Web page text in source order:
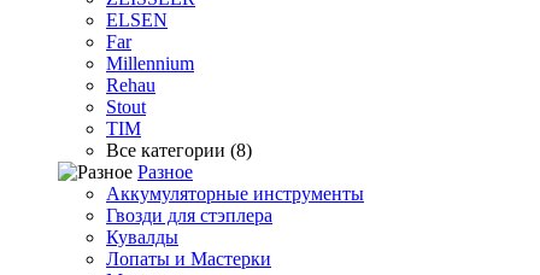
ELSEN
Far
Millennium
Rehau
Stout
TIM
Все категории (8)
Разное
Аккумуляторные инструменты
Гвозди для стэплера
Кувалды
Лопаты и Мастерки